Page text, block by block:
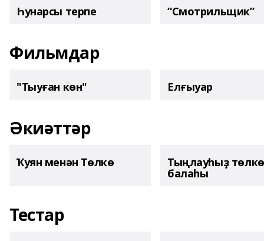
Һунарсы терпе “Смотрильщик”
Фильмдар
"Тыуған көн" Елғыуар
Әкиәттәр
Ҡуян менән Төлкө Тыңлауһыҙ төлкө
балаһы
Тестар